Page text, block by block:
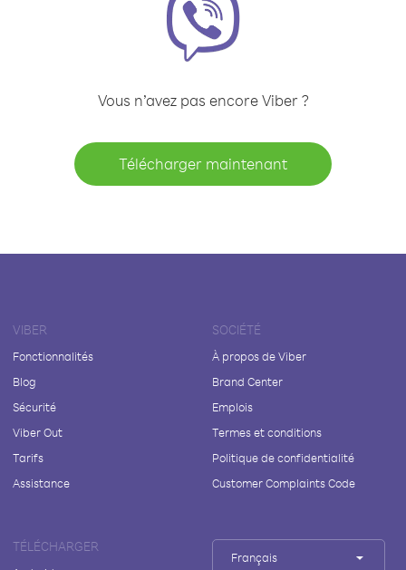
Vous n’avez pas encore Viber ?
Télécharger maintenant
VIBER
Fonctionnalités
Blog
Sécurité
Viber Out
Tarifs
Assistance
SOCIÉTÉ
À propos de Viber
Brand Center
Emplois
Termes et conditions
Politique de confidentialité
Customer Complaints Code
TÉLÉCHARGER
Français